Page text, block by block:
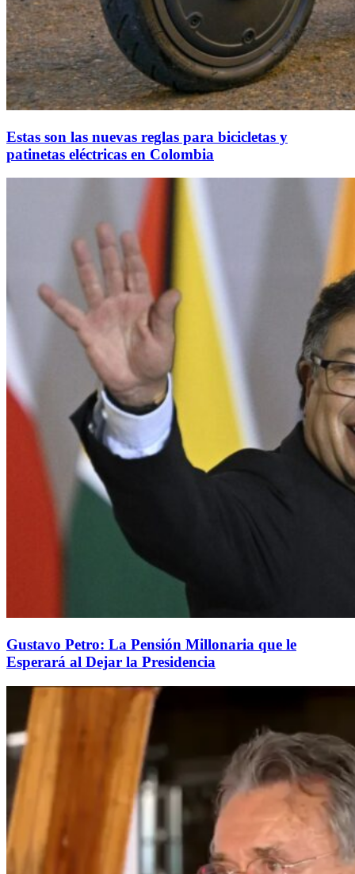
Estas son las nuevas reglas para bicicletas y
patinetas eléctricas en Colombia
Gustavo Petro: La Pensión Millonaria que le
Esperará al Dejar la Presidencia